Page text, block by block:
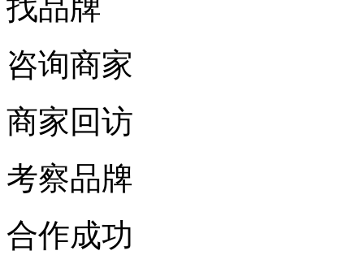
找品牌
咨询商家
商家回访
考察品牌
合作成功